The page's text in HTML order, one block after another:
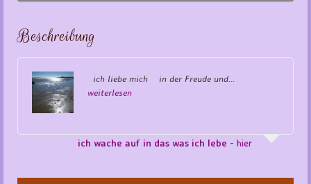
Beschreibung
ich liebe mich in der Freude und…
weiterlesen
ich wache auf in das was ich lebe - hier